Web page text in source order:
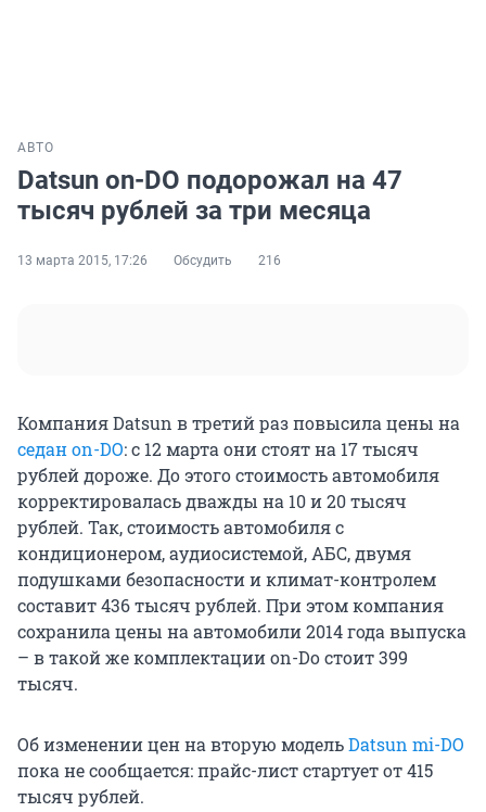
АВТО
Datsun on-DO подорожал на 47
тысяч рублей за три месяца
13 марта 2015, 17:26 Обсудить 216
Компания Datsun в третий раз повысила цены на
седанon-DO: c 12 марта они стоят на 17 тысяч
рублей дороже. До этого стоимость автомобиля
корректировалась дважды на 10 и 20 тысяч
рублей. Так, стоимость автомобиля с
кондиционером, аудиосистемой, АБС, двумя
подушками безопасности и климат-контролем
составит 436 тысяч рублей. При этом компания
сохранила цены на автомобили 2014 года выпуска
– в такой же комплектации on-Do стоит 399
тысяч.
Об изменении цен на вторую модельDatsun mi-DO
пока не сообщается: прайс-лист стартует от 415
тысяч рублей.